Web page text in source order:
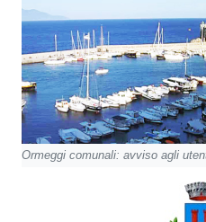
Ormeggi comunali: avviso agli